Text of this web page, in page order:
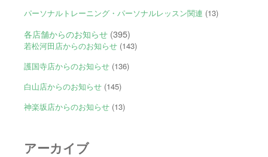
パーソナルトレーニング・パーソナルレッスン関連 (13)
各店舗からのお知らせ(395)
若松河田店からのお知らせ(143)
護国寺店からのお知らせ(136)
白山店からのお知らせ(145)
神楽坂店からのお知らせ(13)
アーカイブ